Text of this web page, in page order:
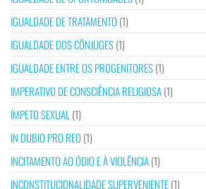
IGUALDADE DE TRATAMENTO (1)
IGUALDADE DOS CÔNJUGES(1)
IGUALDADE ENTRE OS PROGENITORES(1)
IMPERATIVO DE CONSCIÊNCIA RELIGIOSA(1)
ÍMPETO SEXUAL (1)
IN DUBIO PRO REO (1)
INCITAMENTO AO ÓDIO E À VIOLÊNCIA(1)
INCONSTITUCIONALIDADE SUPERVENIENTE(1)